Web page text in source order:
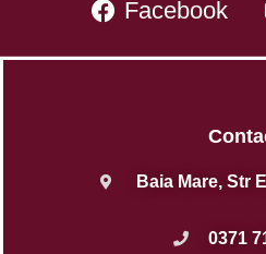
Facebook
Baia Mare, Str
0371